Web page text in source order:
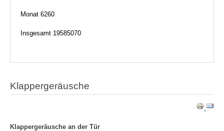
Monat 6260
Insgesamt 19585070
Klappergeräusche
Klappergeräusche an der Tür